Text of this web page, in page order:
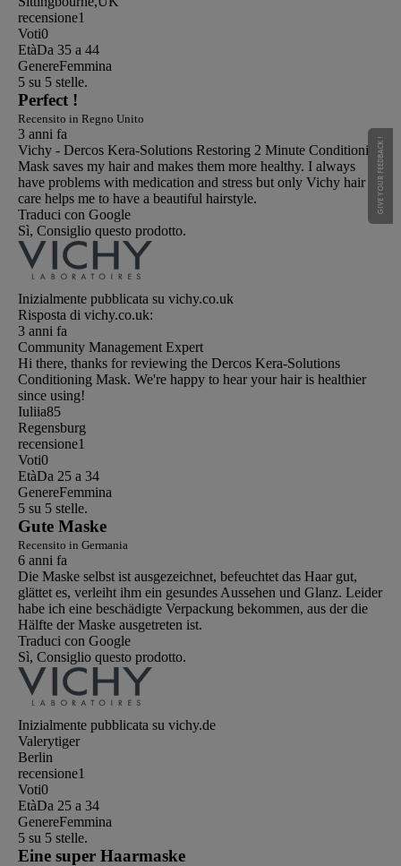
recensione1
Voti0
EtàDa 35 a 44
GenereFemmina
5 su 5 stelle.
Perfect !
Recensito in Regno Unito
3 anni fa
Vichy - Dercos Kera-Solutions Restoring 2 Minute Conditioning
Mask saves my hair and makes them more healthy. I always
have problems with medication and stress but only Vichy hair
care helps me to have a beautiful hairstyle.
Traduci con Google
Sì, Consiglio questo prodotto.
Inizialmente pubblicata su vichy.co.uk
Risposta di vichy.co.uk:
3 anni fa
Community Management Expert
Hi there, thanks for reviewing the Dercos Kera-Solutions
Conditioning Mask. We're happy to hear your hair is healthier
since using!
Iuliia85
Regensburg
recensione1
Voti0
EtàDa 25 a 34
GenereFemmina
5 su 5 stelle.
Gute Maske
Recensito in Germania
6 anni fa
Die Maske selbst ist ausgezeichnet, befeuchtet das Haar gut,
glättet es, verleiht ihm ein gesundes Aussehen und Glanz. Leider
habe ich eine beschädigte Verpackung bekommen, aus der die
Hälfte der Maske ausgetreten ist.
Traduci con Google
Sì, Consiglio questo prodotto.
Inizialmente pubblicata su vichy.de
Valerytiger
Berlin
recensione1
Voti0
EtàDa 25 a 34
GenereFemmina
5 su 5 stelle.
Eine super Haarmaske
GIVE YOUR FEEDBACK !
GIVE YOUR FEEDBACK !